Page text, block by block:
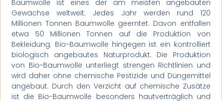
Baumwolle ist eines der am meisten angebauten
Gewächse weltweit. Jedes Jahr werden rund 120
Millionen Tonnen Baumwolle geerntet. Davon entfallen
etwa 50 Millionen Tonnen auf die Produktion von
Bekleidung. Bio-Baumwolle hingegen ist ein kontrolliert
biologisch angebautes Naturprodukt. Die Produktion
von Bio-Baumwolle unterliegt strengen Richtlinien und
wird daher ohne chemische Pestizide und Düngemittel
angebaut. Durch den Verzicht auf chemische Zusätze
ist die Bio-Baumwolle besonders hautverträglich und